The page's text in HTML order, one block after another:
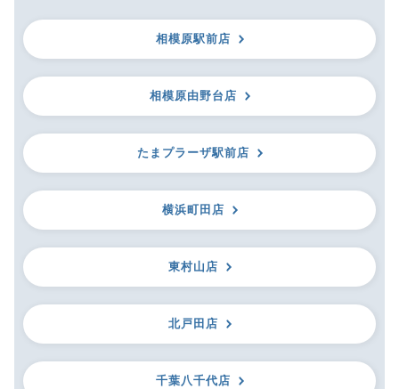
相模原駅前店
相模原由野台店
たまプラーザ駅前店
横浜町田店
東村山店
北戸田店
千葉八千代店